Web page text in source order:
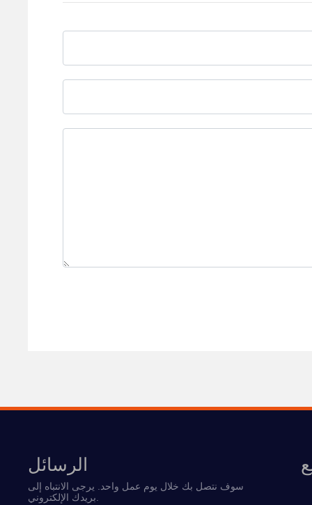
الرسائل
سوف نتصل بك خلال يوم عمل واحد. يرجى الانتباه إلى
بريدك الإلكتروني.